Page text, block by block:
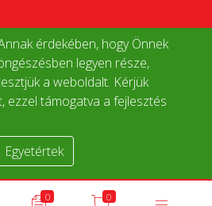
érdekében, hogy Önnek
legyen része,
a weboldalt. Kérjük
ezzel támogatva a fejlesztés
Egyetértek
0
0